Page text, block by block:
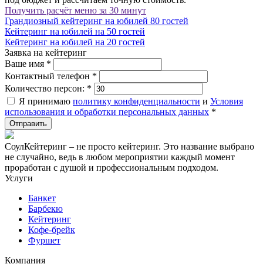
Получить расчёт меню за 30 минут
Грандиозный кейтеринг на юбилей 80 гостей
Кейтеринг на юбилей на 50 гостей
Кейтеринг на юбилей на 20 гостей
Заявка на кейтеринг
Ваше имя *
Контактный телефон *
Количество персон: *
Я принимаю политику конфиденциальности и Условия
использования и обработки персональных данных *
СоулКейтеринг – не просто кейтеринг. Это название выбрано
не случайно, ведь в любом мероприятии каждый момент
проработан с душой и профессиональным подходом.
Услуги
Банкет
Барбекю
Кейтеринг
Кофе-брейк
Фуршет
Компания